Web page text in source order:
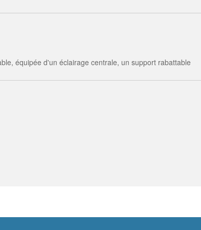
équipée d'un éclairage centrale, un support rabattable